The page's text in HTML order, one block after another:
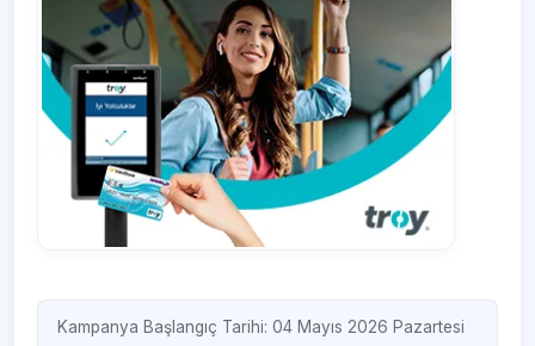
Kampanya Başlangıç Tarihi: 04 Mayıs 2026 Pazartesi